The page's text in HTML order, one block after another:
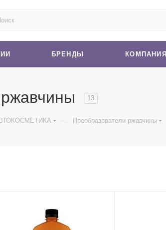
БРЕНДЫ КОМПАНИЯ
13
— Преобразователи ржавчины